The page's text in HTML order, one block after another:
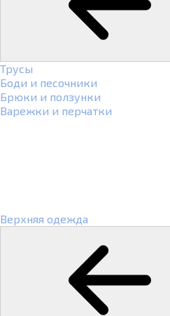
Трусы
Боди и песочники
Брюки и ползунки
Варежки и перчатки
Верхняя одежда